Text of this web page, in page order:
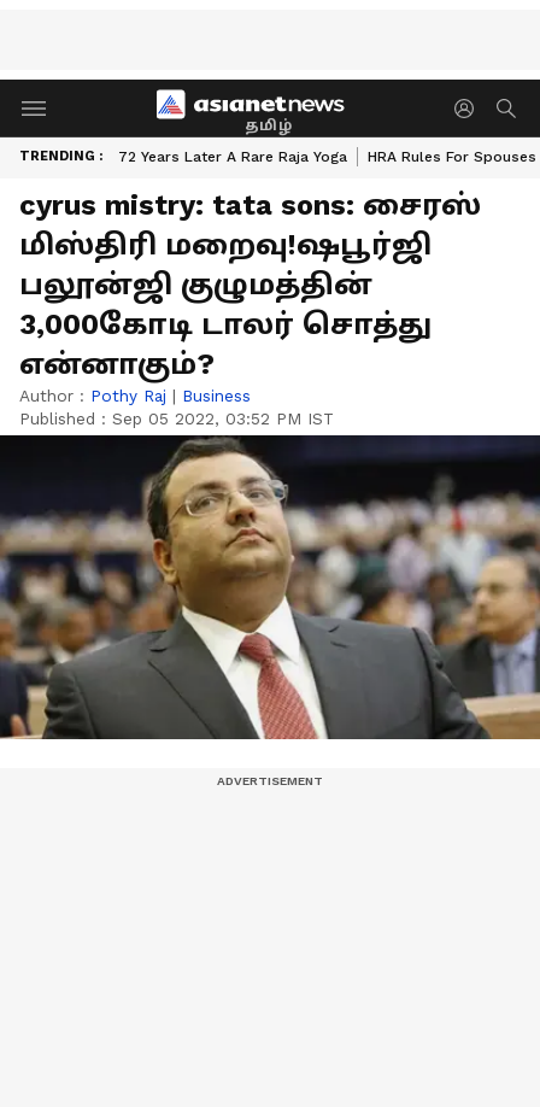
தமிழ்
TRENDING : 72 Years Later A Rare Raja Yoga HRA Rules For Spouses
cyrus mistry: tata sons: சைரஸ்
மிஸ்திரி மறைவு!ஷபூர்ஜி
பலூன்ஜி குழுமத்தின்
3,000கோடி டாலர் சொத்து
என்னாகும்?
Author : Pothy Raj | Business
Published : Sep 05 2022, 03:52 PM IST